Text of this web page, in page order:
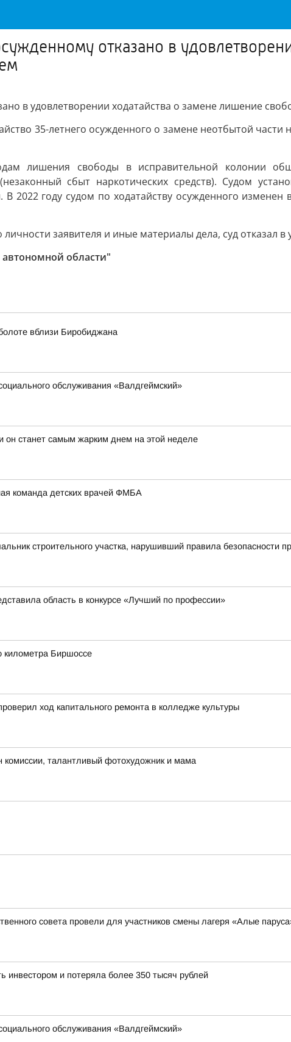
отказано в
в удовлетворении ходатайства о замене лишение
35-летнего осужденного о замене неотбытой
лишения свободы в исправительной колонии
сбыт наркотических средств). Судом
2022 году судом по ходатайству осужденного
заявителя и иные материалы дела, суд отказал
области"
вблизи Биробиджана
обслуживания «Валдгеймский»
станет самым жарким днем на этой неделе
команда детских врачей ФМБА
строительного участка, нарушивший правила безопасности
область в конкурсе «Лучший по профессии»
километра Биршоссе
ход капитального ремонта в колледже культуры
талантливый фотохудожник и мама
совета провели для участников смены лагеря «Алые
инвестором и потеряла более 350 тысяч рублей
обслуживания «Валдгеймский»